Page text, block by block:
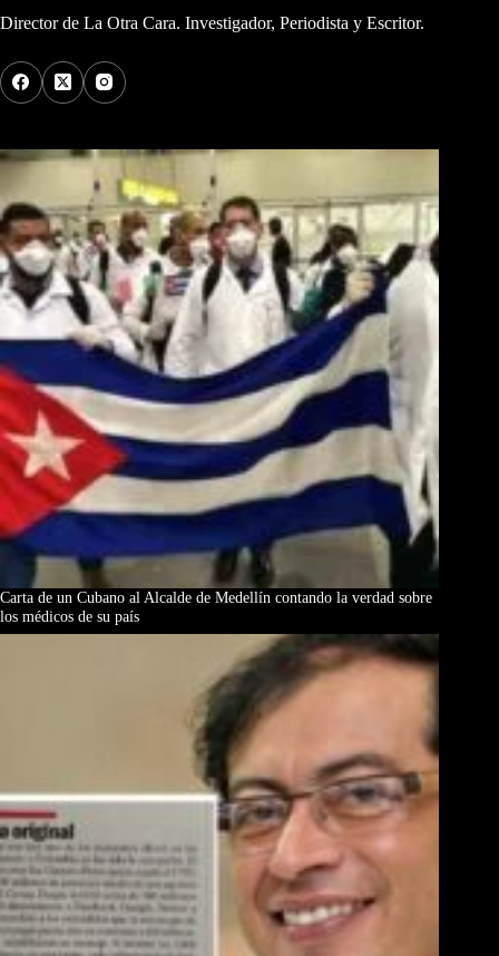
Director de La Otra Cara. Investigador, Periodista y Escritor.
Carta de un Cubano al Alcalde de Medellín contando la verdad sobre
los médicos de su país